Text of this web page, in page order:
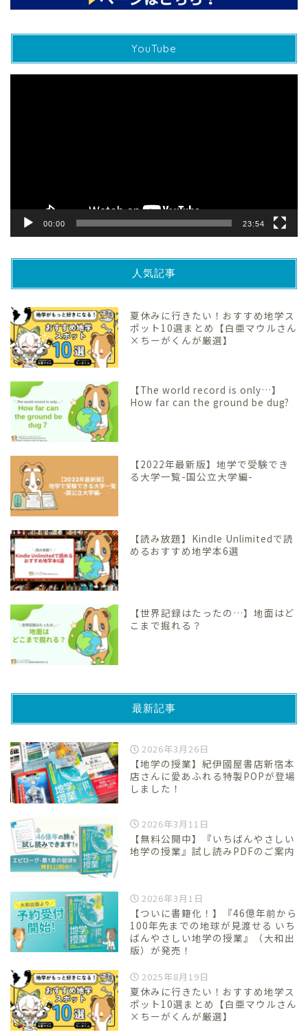
YouTube
00:00 23:54
人気記事
夏休みに行きたい！おすすめ地学ス
ポット10選まとめ【白亜マウルさん
×ちーがくんが厳選】
【The world record is only…】
How far can the ground be dug?
【2022年最新版】地学で受験でき
る大学一覧-国公立大学編-
【読み放題】Kindle Unlimitedで読
めるおすすめ地学本6選
【世界記録はたったの…】地面はど
こまで掘れる？
最新記事
2026年3月26日
【地学の授業】紀伊國屋書店新宿本
店さんに愛あふれる特製POPが登場
しました！
2026年3月11日
【無料公開中】『いちばんやさしい
地学の授業』試し読みPDFのご案内
2026年3月1日
【ついに書籍化！】『46億年前から
100年先までの地球が見渡せる いち
ばんやさしい地学の授業』（大和出
版）が発売！
2025年8月19日
夏休みに行きたい！おすすめ地学ス
ポット10選まとめ【白亜マウルさん
×ちーがくんが厳選】